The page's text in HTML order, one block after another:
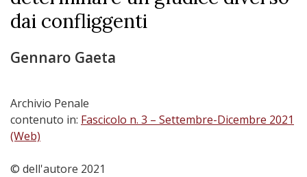
dai confliggenti
Gennaro Gaeta
Archivio Penale
contenuto in: Fascicolo n. 3 – Settembre-Dicembre 2021
(Web)
© dell'autore 2021